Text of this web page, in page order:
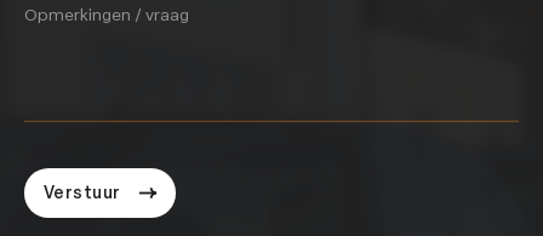
Opmerkingen / vraag
Verstuur